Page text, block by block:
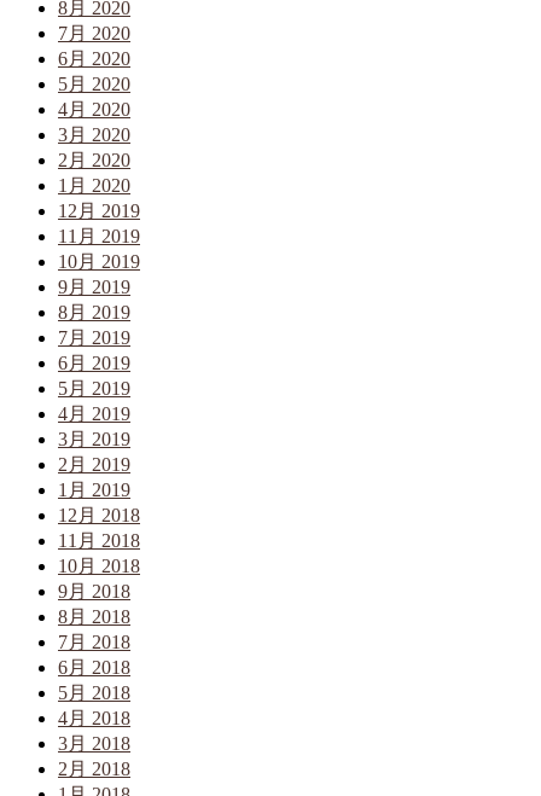
8月 2020
7月 2020
6月 2020
5月 2020
4月 2020
3月 2020
2月 2020
1月 2020
12月 2019
11月 2019
10月 2019
9月 2019
8月 2019
7月 2019
6月 2019
5月 2019
4月 2019
3月 2019
2月 2019
1月 2019
12月 2018
11月 2018
10月 2018
9月 2018
8月 2018
7月 2018
6月 2018
5月 2018
4月 2018
3月 2018
2月 2018